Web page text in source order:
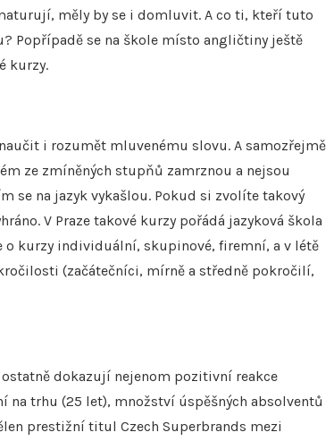
měly by se i domluvit. A co ti, kteří tuto
Popřípadě se na škole místo angličtiny ještě
kurzy.
i rozumět mluvenému slovu. A samozřejmě
ze zmíněných stupňů zamrznou a nejsou
se na jazyk vykašlou. Pokud si zvolíte takový
V Praze takové kurzy pořádá jazyková škola
o kurzy individuální, skupinové, firemní, a v létě
(začátečníci, mírně a středně pokročilí,
dokazují nejenom pozitivní reakce
na trhu (25 let), množství úspěšných absolventů
prestižní titul Czech Superbrands mezi